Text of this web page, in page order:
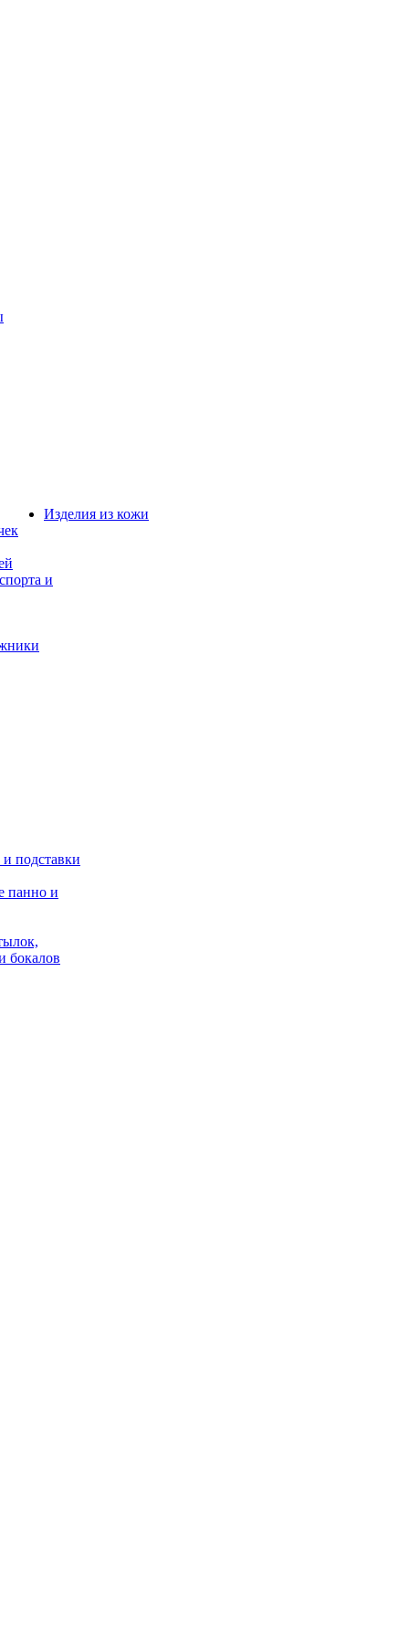
Изделия из кожи
и
подставки
панно и
бокалов